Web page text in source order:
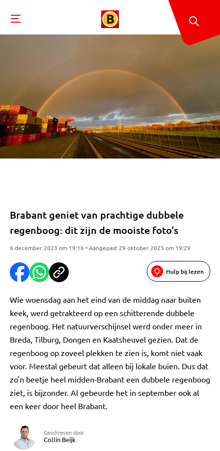
Brabant geniet van prachtige dubbele
regenboog: dit zijn de mooiste foto's
6 december 2023 om 19:16 • Aangepast 29 oktober 2025 om 19:29
Hulp bij lezen
Wie woensdag aan het eind van de middag naar buiten
keek, werd getrakteerd op een schitterende dubbele
regenboog. Het natuurverschijnsel werd onder meer in
Breda, Tilburg, Dongen en Kaatsheuvel gezien. Dat de
regenboog op zoveel plekken te zien is, komt niet vaak
voor. Meestal gebeurt dat alleen bij lokale buien. Dus dat
zo'n beetje heel midden-Brabant een dubbele regenboog
ziet, is bijzonder. Al gebeurde het in september ook al
een keer door heel Brabant.
Geschreven door
Collin Beijk